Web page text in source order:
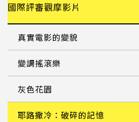
國際評審觀摩影片
真實電影的變貌
變調搖滾樂
灰色花園
耶路撒冷：破碎的記憶